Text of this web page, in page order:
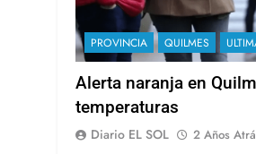
PROVINCIA QUILMES
Alerta naranja en
temperaturas
Diario EL SOL 2 Años